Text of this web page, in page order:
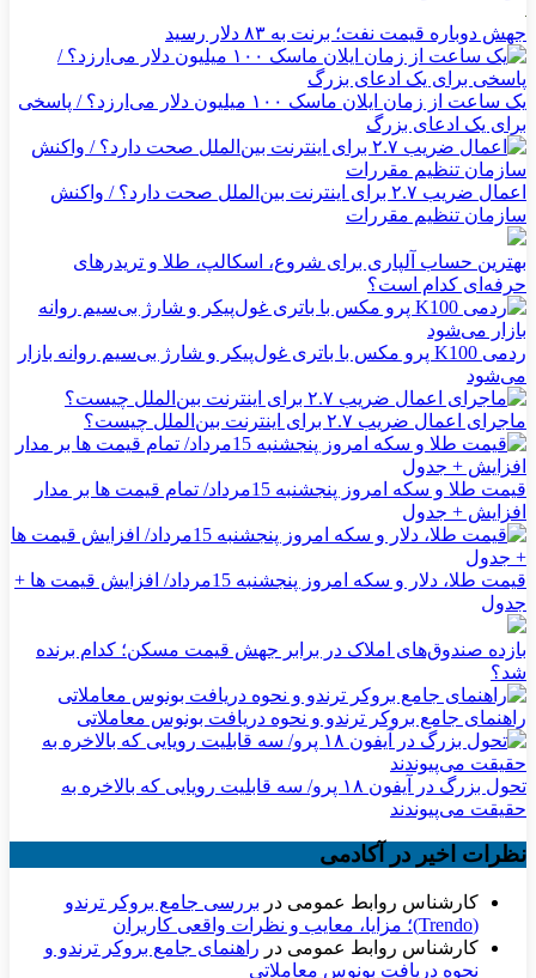
جهش دوباره قیمت نفت؛ برنت به ۸۳ دلار رسید
یک ساعت از زمان ایلان ماسک ۱۰۰ میلیون دلار می‌ارزد؟ / پاسخی
برای یک ادعای بزرگ
اعمال ضریب ۲.۷ برای اینترنت بین‌الملل صحت دارد؟ / واکنش
سازمان تنظیم مقررات
بهترین حساب آلپاری برای شروع، اسکالپ، طلا و تریدرهای
حرفه‌ای کدام است؟
ردمی K100 پرو مکس با باتری غول‌پیکر و شارژ بی‌سیم روانه بازار
می‌شود
ماجرای اعمال ضریب ۲.۷ برای اینترنت بین‌الملل چیست؟
قیمت طلا و سکه امروز پنجشنبه 15مرداد/ تمام قیمت ها بر مدار
افزایش + جدول
قیمت طلا، دلار و سکه امروز پنجشنبه 15مرداد/ افزایش قیمت ها +
جدول
بازده صندوق‌های املاک در برابر جهش قیمت مسکن؛ کدام برنده
شد؟
راهنمای جامع بروکر ترندو و نحوه دریافت بونوس معاملاتی
تحول بزرگ در آیفون ۱۸ پرو/ سه قابلیت رویایی که بالاخره به
حقیقت می‌پیوندند
نظرات اخیر در آکادمی
کارشناس روابط عمومی در بررسی جامع بروکر ترندو
(Trendo)؛ مزایا، معایب و نظرات واقعی کاربران
کارشناس روابط عمومی در راهنمای جامع بروکر ترندو و
نحوه دریافت بونوس معاملاتی